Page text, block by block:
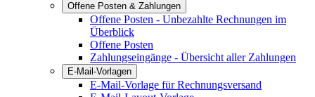
Offene Posten & Zahlungen
Offene Posten - Unbezahlte Rechnungen im
Überblick
Offene Posten
Zahlungseingänge - Übersicht aller Zahlungen
E-Mail-Vorlagen
E-Mail-Vorlage für Rechnungsversand